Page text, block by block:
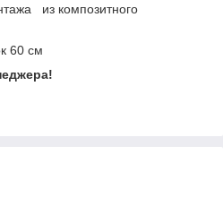
из композитного
60 см